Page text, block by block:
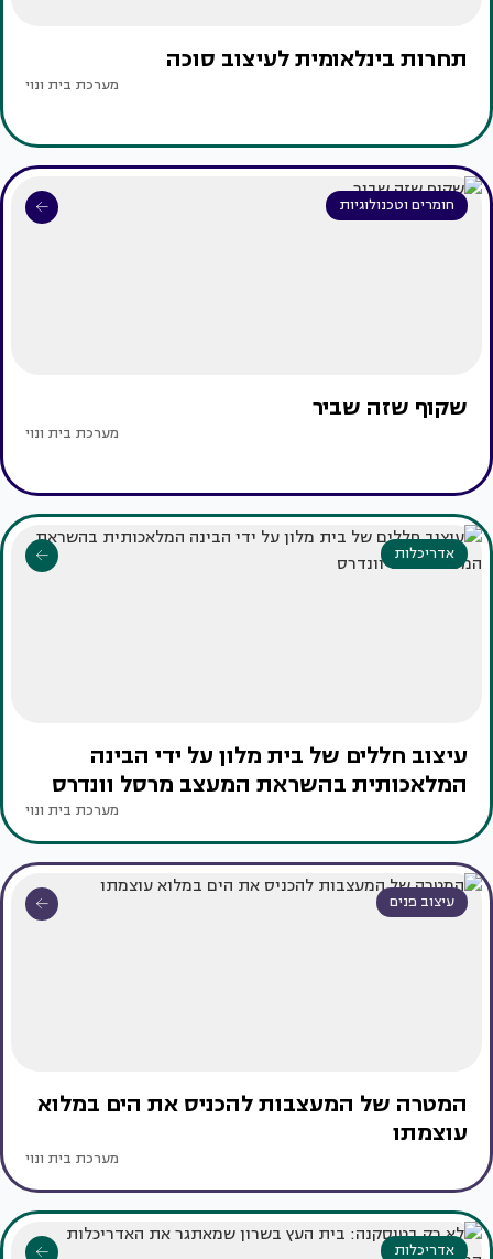
תחרות בינלאומית לעיצוב סוכה
מערכת בית ונוי
חומרים וטכנולוגיות
שקוף שזה שביר
מערכת בית ונוי
אדריכלות
עיצוב חללים של בית מלון על ידי הבינה
המלאכותית בהשראת המעצב מרסל וונדרס
מערכת בית ונוי
עיצוב פנים
המטרה של המעצבות להכניס את הים במלוא
עוצמתו
מערכת בית ונוי
אדריכלות